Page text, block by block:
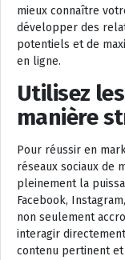
mieux connaître
développer des
potentiels et de
en ligne.
Utilisez
manière
Pour réussir en
réseaux sociaux de
pleinement la
Facebook,
non seulement
interagir
contenu pertinent et